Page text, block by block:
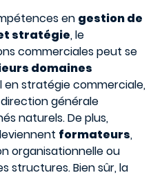
en gestion de
stratégie, le
commerciales peut se
domaines
en stratégie commerciale,
générale
naturels. De plus,
formateurs,
organisationnelle ou
structures. Bien sûr, la